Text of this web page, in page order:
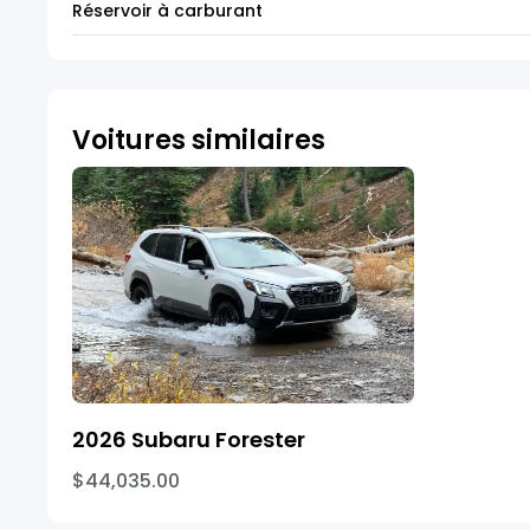
Réservoir à carburant
Voitures similaires
2026 Subaru Forester
$44,035.00